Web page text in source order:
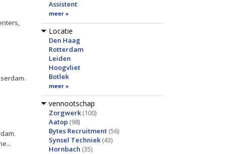
Assistent
meer »
Locatie
Den Haag
Rotterdam
Leiden
Hoogvliet
Botlek
meer »
vennootschap
Zorgwerk (100)
Aatop (98)
Bytes Recruitment (56)
Synsel Techniek (43)
Hornbach (35)